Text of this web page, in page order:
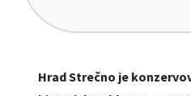
Hrad Strečno je